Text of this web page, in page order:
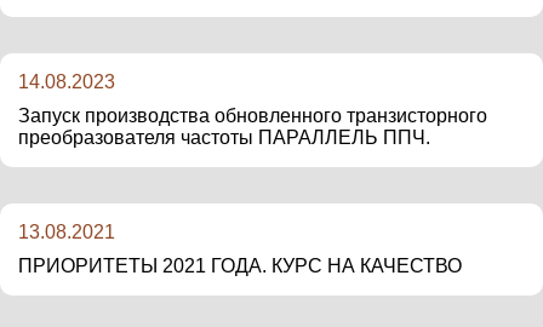
14.08.2023
Запуск производства обновленного транзисторного
преобразователя частоты ПАРАЛЛЕЛЬ ППЧ.
13.08.2021
ПРИОРИТЕТЫ 2021 ГОДА. КУРС НА КАЧЕСТВО